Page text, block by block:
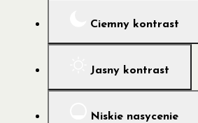
Ciemny kontrast
Jasny kontrast
Niskie nasycenie